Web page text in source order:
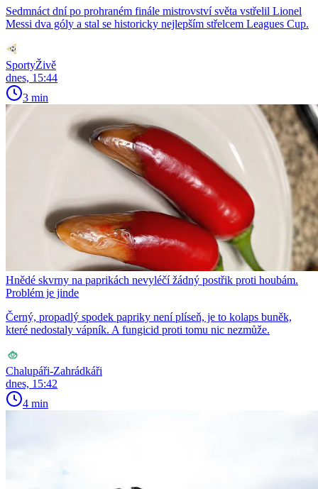
Sedmnáct dní po prohraném finále mistrovství světa vstřelil Lionel
Messi dva góly a stal se historicky nejlepším střelcem Leagues Cup.
SportyŽivě
dnes, 15:44
3 min
Hnědé skvrny na paprikách nevyléčí žádný postřik proti houbám.
Problém je jinde
Černý, propadlý spodek papriky není plíseň, je to kolaps buněk,
které nedostaly vápník. A fungicid proti tomu nic nezmůže.
Chalupáři-Zahrádkáři
dnes, 15:42
4 min